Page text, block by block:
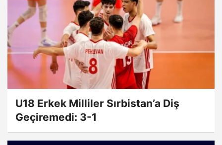
U18 Erkek Milliler Sırbistan’a Diş
Geçiremedi: 3-1